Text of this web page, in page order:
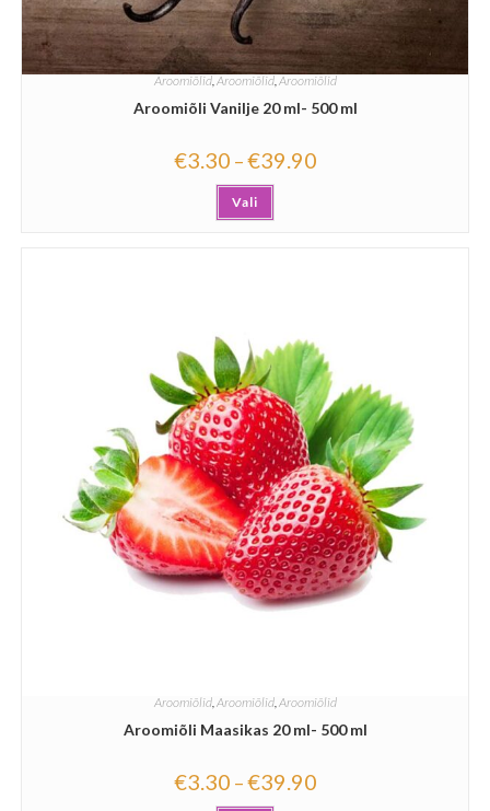
Aroomiõlid,Aroomiõlid,Aroomiõlid
Aroomiõli Vanilje 20 ml- 500 ml
€3.30 –€39.90
Vali
Aroomiõlid, Aroomiõlid, Aroomiõlid
Aroomiõli Maasikas 20 ml- 500 ml
€3.30 –€39.90